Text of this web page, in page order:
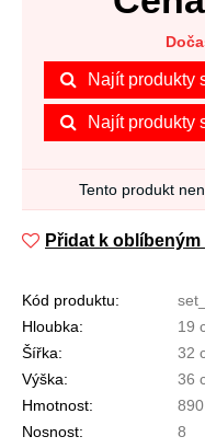
Najít produkty
Najít produkty
Tento produkt
Přidat k
Kód produktu:
Hloubka:
19
Šířka:
32
Výška:
36
Hmotnost:
Nosnost:
8